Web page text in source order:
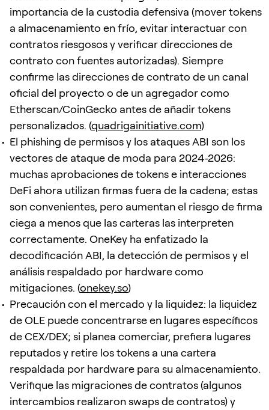
importancia de la custodia defensiva (mover tokens
a almacenamiento en frío, evitar interactuar con
contratos riesgosos y verificar direcciones de
contrato con fuentes autorizadas). Siempre
confirme las direcciones de contrato de un canal
oficial del proyecto o de un agregador como
Etherscan/CoinGecko antes de añadir tokens
personalizados. (quadrigainitiative.com)
El phishing de permisos y los ataques ABI son los
vectores de ataque de moda para 2024-2026:
muchas aprobaciones de tokens e interacciones
DeFi ahora utilizan firmas fuera de la cadena; estas
son convenientes, pero aumentan el riesgo de firma
ciega a menos que las carteras las interpreten
correctamente. OneKey ha enfatizado la
decodificación ABI, la detección de permisos y el
análisis respaldado por hardware como
mitigaciones. (onekey.so)
Precaución con el mercado y la liquidez: la liquidez
de OLE puede concentrarse en lugares específicos
de CEX/DEX; si planea comerciar, prefiera lugares
reputados y retire los tokens a una cartera
respaldada por hardware para su almacenamiento.
Verifique las migraciones de contratos (algunos
intercambios realizaron swaps de contratos) y